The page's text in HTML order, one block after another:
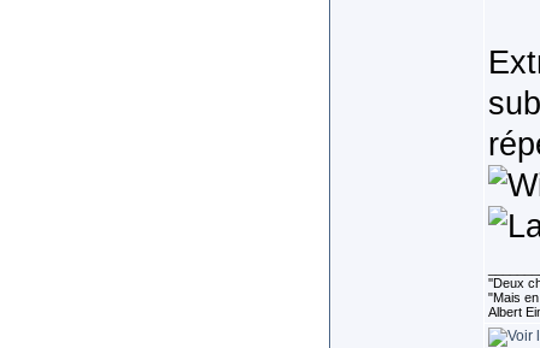
''Deux
"Mais
Albert